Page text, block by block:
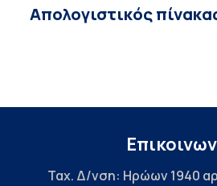
Απολογιστικός
Ταχ. Δ/νση: Ηρώων 1940